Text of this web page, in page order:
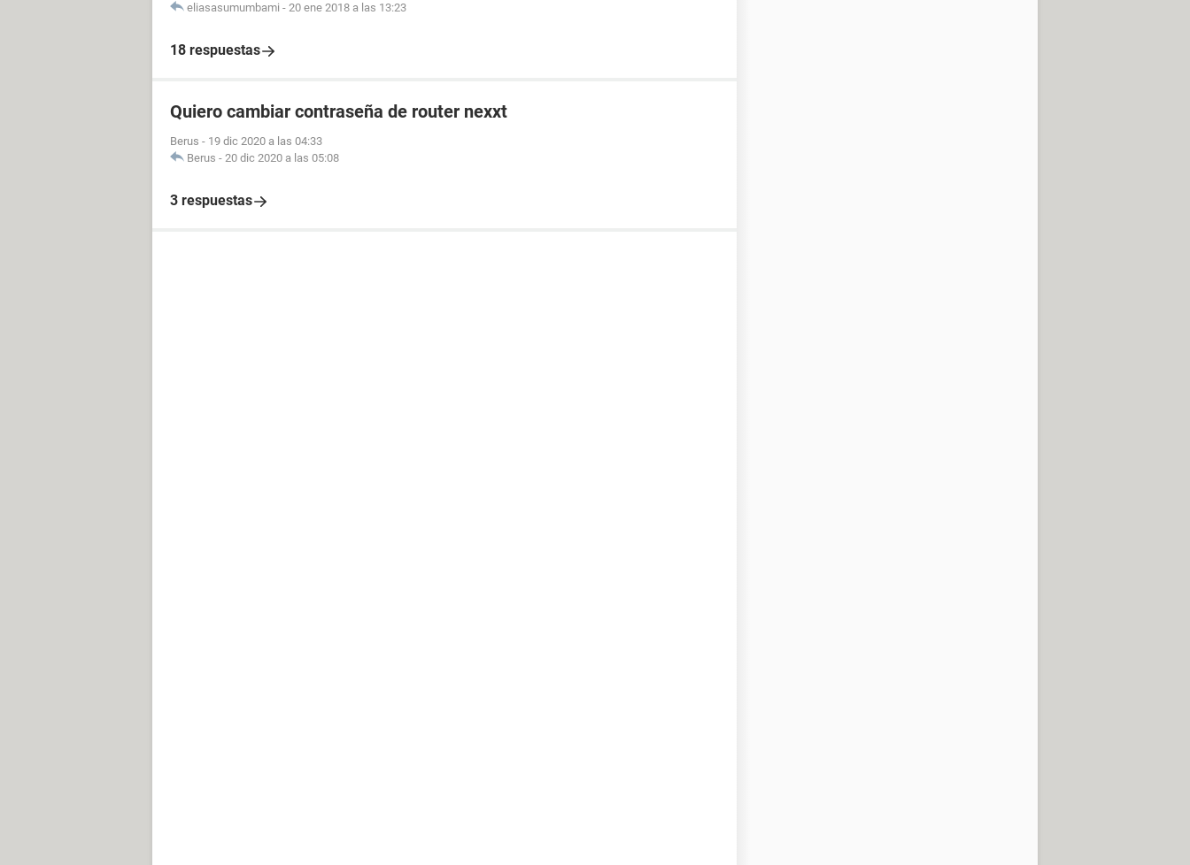
eliasasumumbami - 20 ene 2018 a las 13:23
18 respuestas
Quiero cambiar contraseña de router nexxt
Berus - 19 dic 2020 a las 04:33
Berus - 20 dic 2020 a las 05:08
3 respuestas